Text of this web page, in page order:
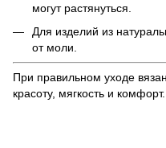
могут растянуться.
Для изделий из
от моли.
При правильном уходе
красоту, мягкость и комфорт.